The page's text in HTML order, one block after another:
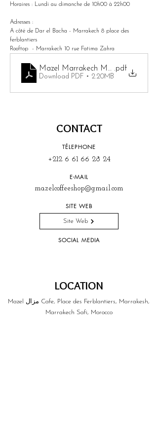
Horaires : Lundi au dimanche de 10h00 à 22h00
Adresses :
A côté de Dar el Bacha - Marrakech 8 place des
ferblantiers
Rooftop  - Marrakech 10 rue Fatima Zahra
Mazel Marrakech Menu.pdf
Download PDF • 2.20MB
TÉLEPHONE
+212 6 61 66 28 24
E-MAIL
mazelcoffeeshop@gmail.com
SITE WEB
Site Web
SOCIAL MEDIA
CONTACT
LOCATION
Mazel مزال Cafe, Place des Ferblantiers, Marrakesh,
Marrakech Safi, Morocco